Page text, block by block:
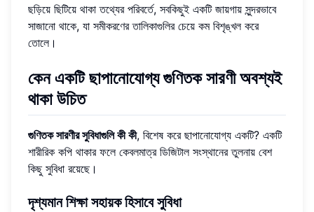
ছড়িয়ে ছিটিয়ে থাকা তথ্যের পরিবর্তে, সবকিছুই একটি জায়গায় সুন্দরভাবে
সাজানো থাকে, যা সমীকরণের তালিকাগুলির চেয়ে কম বিশৃঙ্খল করে
তোলে।
কেন একটি ছাপানোযোগ্য গুণিতক সারণী অবশ্যই
থাকা উচিত
গুণিতক সারণীর সুবিধাগুলি কী কী, বিশেষ করে ছাপানোযোগ্য একটি? একটি
শারীরিক কপি থাকার ফলে কেবলমাত্র ডিজিটাল সংস্থানের তুলনায় বেশ
কিছু সুবিধা রয়েছে।
দৃশ্যমান শিক্ষা সহায়ক হিসাবে সুবিধা